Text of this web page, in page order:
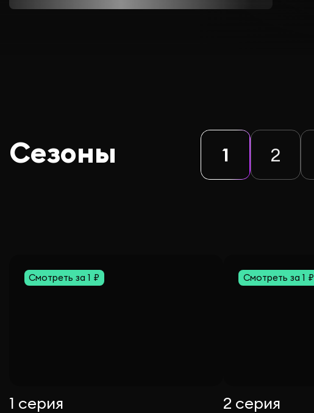
Сезоны 1 2
Смотреть за 1 ₽
1 серия
Смотреть за 1 ₽
2 серия